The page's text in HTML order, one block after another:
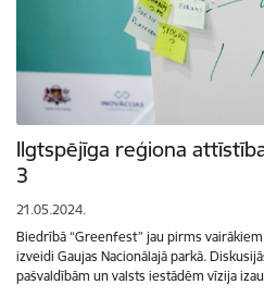
Ilgtspējīga reģiona
3
21.05.2024.
Biedrībā “Greenfest” jau pirms
izveidi Gaujas Nacionālajā parkā.
pašvaldībām un valsts iestādēm vīzija